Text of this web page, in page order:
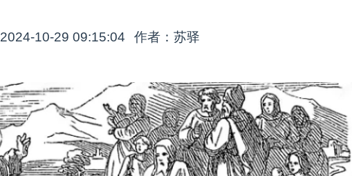
2024-10-29 09:15:04 作者：苏驿